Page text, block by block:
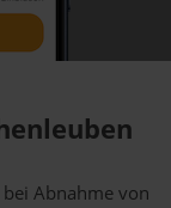
Abnahmevon